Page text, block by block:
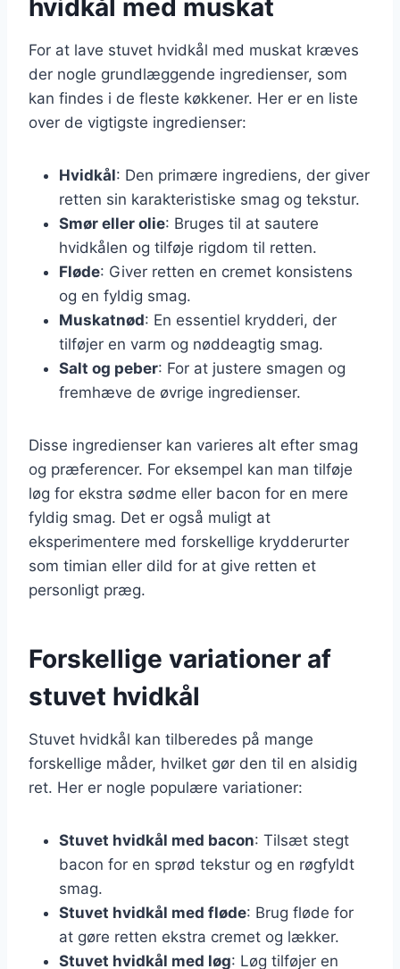
hvidkål med muskat
For at lave stuvet hvidkål med muskat kræves
der nogle grundlæggende ingredienser, som
kan findes i de fleste køkkener. Her er en liste
over de vigtigste ingredienser:
Hvidkål: Den primære ingrediens, der giver
retten sin karakteristiske smag og tekstur.
Smør eller olie: Bruges til at sautere
hvidkålen og tilføje rigdom til retten.
Fløde: Giver retten en cremet konsistens
og en fyldig smag.
Muskatnød: En essentiel krydderi, der
tilføjer en varm og nøddeagtig smag.
Salt og peber: For at justere smagen og
fremhæve de øvrige ingredienser.
Disse ingredienser kan varieres alt efter smag
og præferencer. For eksempel kan man tilføje
løg for ekstra sødme eller bacon for en mere
fyldig smag. Det er også muligt at
eksperimentere med forskellige krydderurter
som timian eller dild for at give retten et
personligt præg.
Forskellige variationer af
stuvet hvidkål
Stuvet hvidkål kan tilberedes på mange
forskellige måder, hvilket gør den til en alsidig
ret. Her er nogle populære variationer:
Stuvet hvidkål med bacon: Tilsæt stegt
bacon for en sprød tekstur og en røgfyldt
smag.
Stuvet hvidkål med fløde: Brug fløde for
at gøre retten ekstra cremet og lækker.
Stuvet hvidkål med løg: Løg tilføjer en